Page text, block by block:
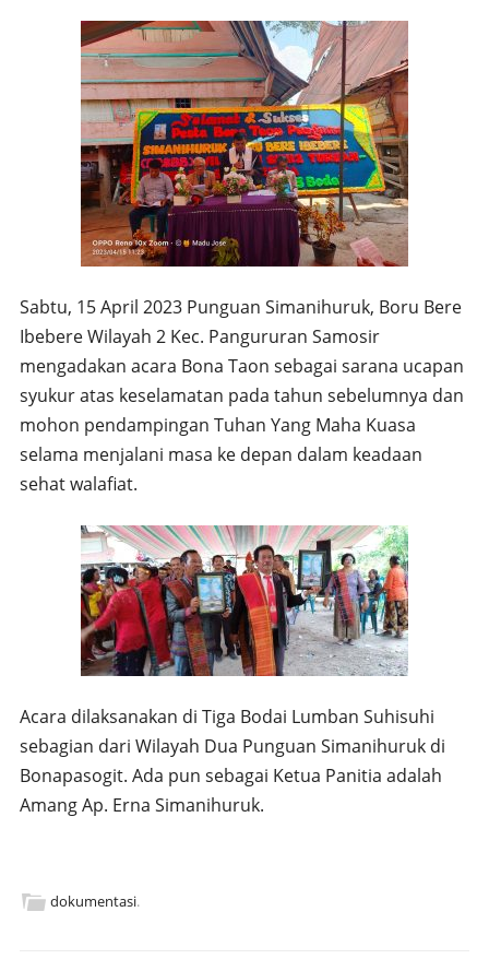
Sabtu, 15 April 2023 Punguan Simanihuruk, Boru Bere
Ibebere Wilayah 2 Kec. Pangururan Samosir
mengadakan acara Bona Taon sebagai sarana ucapan
syukur atas keselamatan pada tahun sebelumnya dan
mohon pendampingan Tuhan Yang Maha Kuasa
selama menjalani masa ke depan dalam keadaan
sehat walafiat.
Acara dilaksanakan di Tiga Bodai Lumban Suhisuhi
sebagian dari Wilayah Dua Punguan Simanihuruk di
Bonapasogit. Ada pun sebagai Ketua Panitia adalah
Amang Ap. Erna Simanihuruk.
dokumentasi.